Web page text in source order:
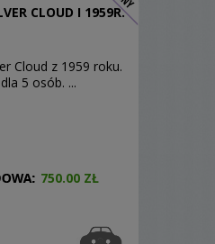
CLOUD I 1959R.
Cloud z 1959 roku.
5 osób. ...
750.00 ZŁ